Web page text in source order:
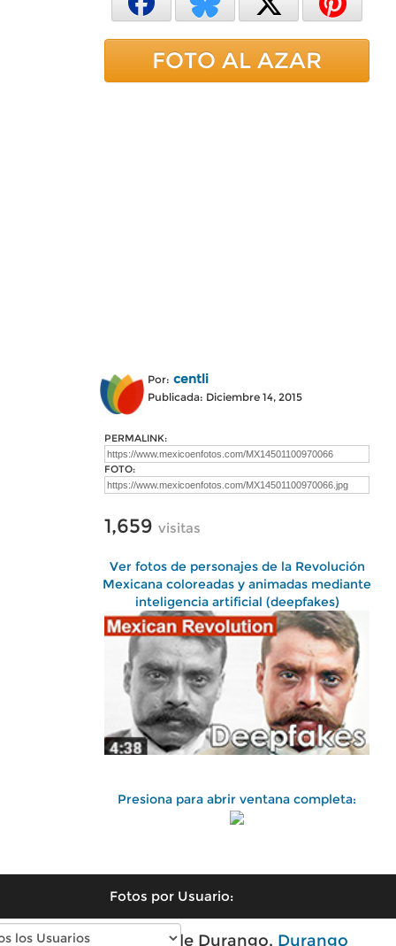
FOTO AL AZAR
Por: centli
Publicada: Diciembre 14, 2015
PERMALINK:
FOTO:
1,659 visitas
Ver fotos de personajes de la Revolución
Mexicana coloreadas y animadas mediante
inteligencia artificial (deepfakes)
Presiona para abrir ventana completa:
Fotos por Usuario:
Fotos antiguas de Durango, Durango